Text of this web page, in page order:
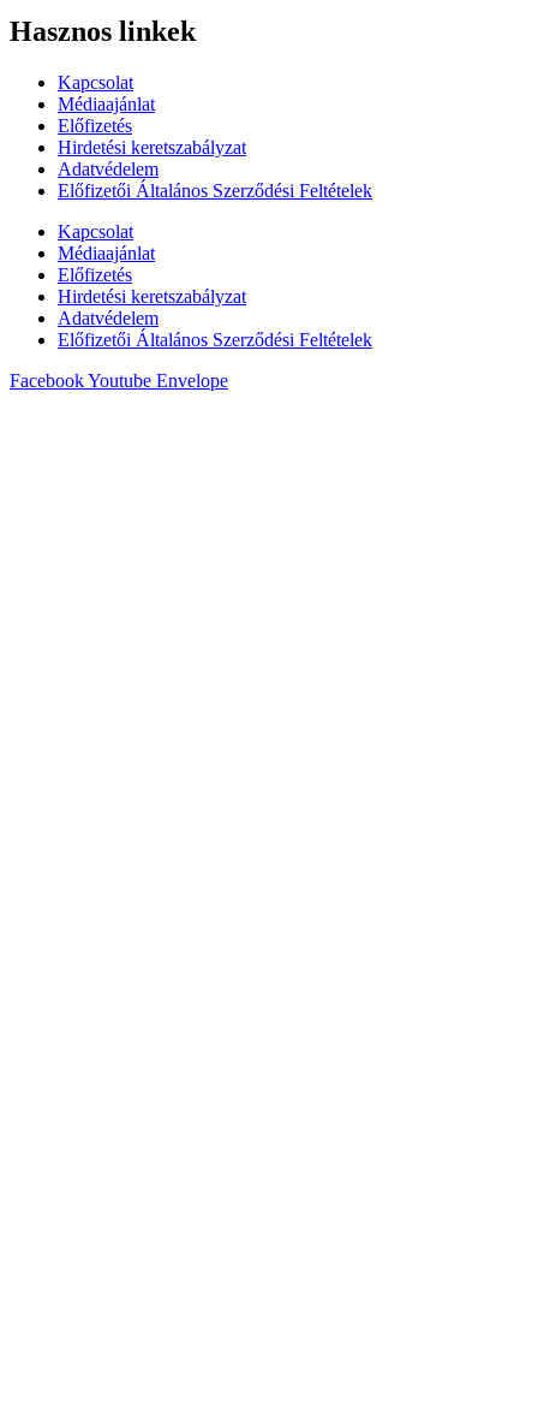
Hasznos linkek
Kapcsolat
Médiaajánlat
Előfizetés
Hirdetési keretszabályzat
Adatvédelem
Előfizetői Általános Szerződési Feltételek
Kapcsolat
Médiaajánlat
Előfizetés
Hirdetési keretszabályzat
Adatvédelem
Előfizetői Általános Szerződési Feltételek
FacebookYoutube Envelope